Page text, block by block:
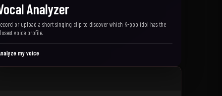
Analyzer
or upload a short singing clip to discover which K-pop idol has the
voice profile.
my voice